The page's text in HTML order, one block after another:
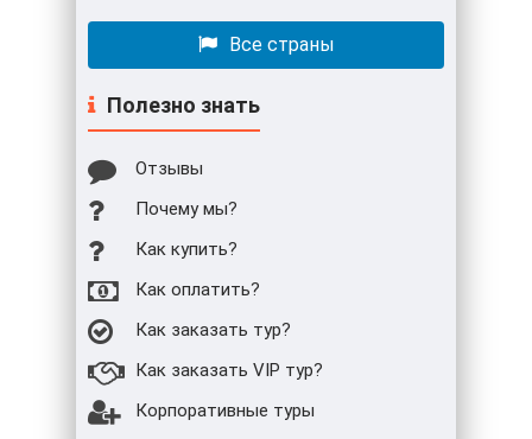
Все страны
Полезно знать
Отзывы
Почему мы?
Как купить?
Как оплатить?
Как заказать тур?
Как заказать VIP тур?
Корпоративные туры